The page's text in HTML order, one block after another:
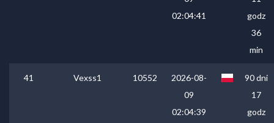
02:04:41
godz
36
min
41 Vexss1 10552
2026-08-
09
02:04:39
90 dni
17
godz